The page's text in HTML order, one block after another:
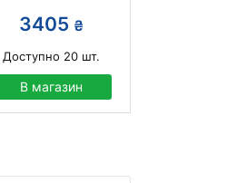
3405 ₴
Доступно 20шт.
В магазин